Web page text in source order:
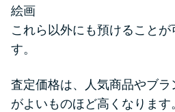
絵画
これら以外にも預けることが
す。
査定価格は、人気商品やブ
がよいものほど高くなります